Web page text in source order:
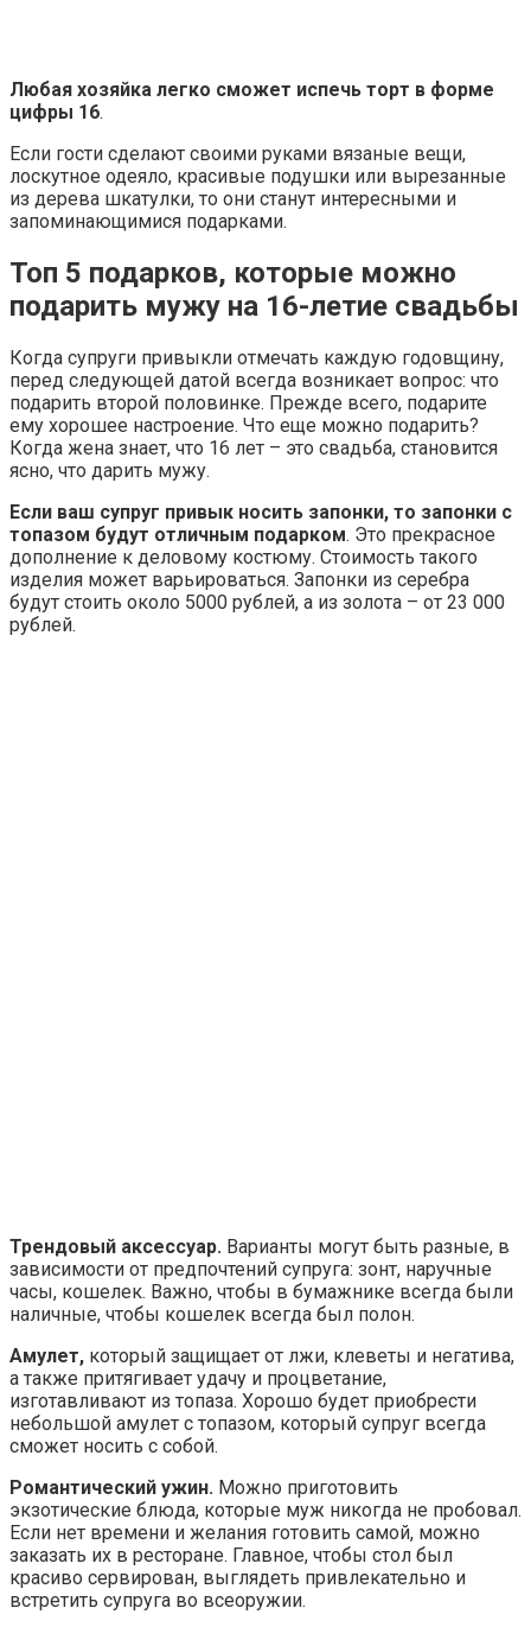
Любая хозяйка легко сможет испечь торт в форме
цифры 16.
Если гости сделают своими руками вязаные вещи,
лоскутное одеяло, красивые подушки или вырезанные
из дерева шкатулки, то они станут интересными и
запоминающимися подарками.
Топ 5 подарков, которые можно
подарить мужу на 16-летие свадьбы
Когда супруги привыкли отмечать каждую годовщину,
перед следующей датой всегда возникает вопрос: что
подарить второй половинке. Прежде всего, подарите
ему хорошее настроение. Что еще можно подарить?
Когда жена знает, что 16 лет – это свадьба, становится
ясно, что дарить мужу.
Если ваш супруг привык носить запонки, то запонки с
топазом будут отличным подарком. Это прекрасное
дополнение к деловому костюму. Стоимость такого
изделия может варьироваться. Запонки из серебра
будут стоить около 5000 рублей, а из золота – от 23 000
рублей.
Трендовый аксессуар. Варианты могут быть разные, в
зависимости от предпочтений супруга: зонт, наручные
часы, кошелек. Важно, чтобы в бумажнике всегда были
наличные, чтобы кошелек всегда был полон.
Амулет, который защищает от лжи, клеветы и негатива,
а также притягивает удачу и процветание,
изготавливают из топаза. Хорошо будет приобрести
небольшой амулет с топазом, который супруг всегда
сможет носить с собой.
Романтический ужин. Можно приготовить
экзотические блюда, которые муж никогда не пробовал.
Если нет времени и желания готовить самой, можно
заказать их в ресторане. Главное, чтобы стол был
красиво сервирован, выглядеть привлекательно и
встретить супруга во всеоружии.